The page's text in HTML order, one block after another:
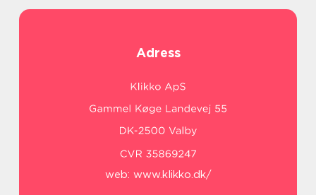
Adress
web: www.klikko.dk/